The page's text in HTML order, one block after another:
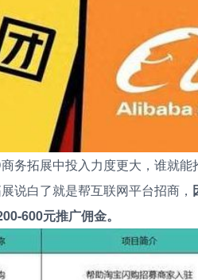
务拓展中投入力度更大，谁就能
说白了就是帮互联网平台招商，
600元推广佣金。